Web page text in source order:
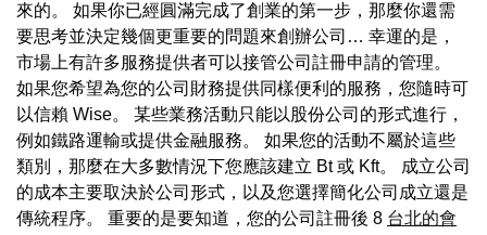
來的。 如果你已經圓滿完成了創業的第一步，那麼你還需
要思考並決定幾個更重要的問題來創辦公司… 幸運的是，
市場上有許多服務提供者可以接管公司註冊申請的管理。
如果您希望為您的公司財務提供同樣便利的服務，您隨時可
以信賴 Wise。 某些業務活動只能以股份公司的形式進行，
例如鐵路運輸或提供金融服務。 如果您的活動不屬於這些
類別，那麼在大多數情況下您應該建立 Bt 或 Kft。 成立公司
的成本主要取決於公司形式，以及您選擇簡化公司成立還是
傳統程序。 重要的是要知道，您的公司註冊後 8 台北的會